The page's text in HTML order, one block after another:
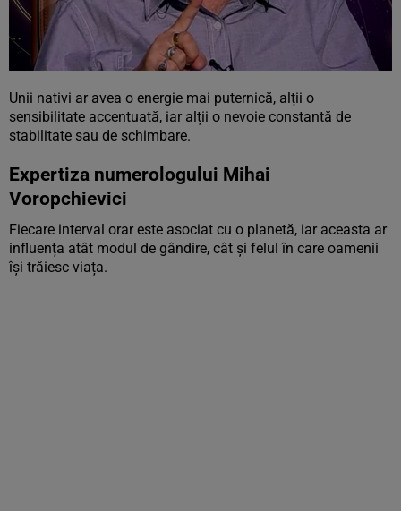
Unii nativi ar avea o energie mai puternică, alții o
sensibilitate accentuată, iar alții o nevoie constantă de
stabilitate sau de schimbare.
Expertiza numerologului Mihai
Voropchievici
Fiecare interval orar este asociat cu o planetă, iar aceasta ar
influența atât modul de gândire, cât și felul în care oamenii
își trăiesc viața.